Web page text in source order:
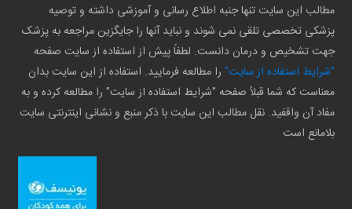
مطالب این سایت تنها جنبه اطلاع رسانی و آموزشی داشته و توصیه
پزشکی تخصصی تلقی نمی شوند و نباید آنها را جایگزین مراجعه به پزشک
جهت تشخیص و درمان دانست. لطفاً پیش از استفاده از سایت صفحه
"شرایط استفاده از سایت" را مطالعه فرمایید. استفاده از این سایت بدان
معناست که شما قبلاً صفحه "شرایط استفاده از سایت" را مطالعه کرده و به
مفاد آن واقفید. نقل مطالب این سایت با ذکر منبع و نشانی اینترنتی سایت
بلامانع است